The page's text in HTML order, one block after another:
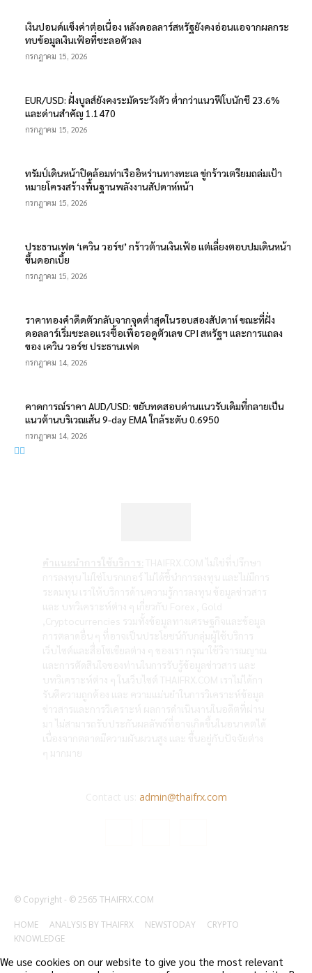
เงินปอนด์แข็งค่าต่อเนื่อง หลังดอลลาร์สหรัฐยังคงอ่อนแอจากผลกระ
ทบข้อมูลเงินเฟ้อที่ชะลอตัวลง
กรกฎาคม 15, 2026
EUR/USD: ฝั่งบูลส์ยังคงระมัดระวังตัว ต่ำกว่าแนวฟีโบนักชี 23.6%
และด่านสำคัญ 1.1470
กรกฎาคม 15, 2026
ทรัมป์เดินหน้าปิดล้อมท่าเรืออิหร่านทางทะเล ขู่กร้าวเตรียมถล่มเป้า
หมายโครงสร้างพื้นฐานพลังงานสัปดาห์หน้า
กรกฎาคม 15, 2026
ประธานเฟด ‘เควิน วอร์ช’ กร้าวต้านเงินเฟ้อ แต่เลี่ยงตอบปมเดินหน้า
ขึ้นดอกเบี้ย
กรกฎาคม 15, 2026
ราคาทองคำดีดตัวกลับจากจุดต่ำสุดในรอบสองสัปดาห์ ขณะที่ฝั่ง
ดอลลาร์เริ่มชะลอแรงซื้อเพื่อรอดูตัวเลข CPI สหรัฐฯ และการแถลง
ของ เควิน วอร์ช ประธานเฟด
กรกฎาคม 14, 2026
คาดการณ์ราคา AUD/USD: ขยับทดสอบด่านแนวรับเดิมที่กลายเป็น
แนวต้านบริเวณเส้น 9-day EMA ใกล้ระดับ 0.6950
กรกฎาคม 14, 2026
admin@thaifrx.com
© Copyright - © 2565 THAIFRX.COM
HOME ANALYSIS BY THAIFRX NEWSTODAY
CRYPTO
KNOWLEDGE
We use cookies on our website to give you the most relevant